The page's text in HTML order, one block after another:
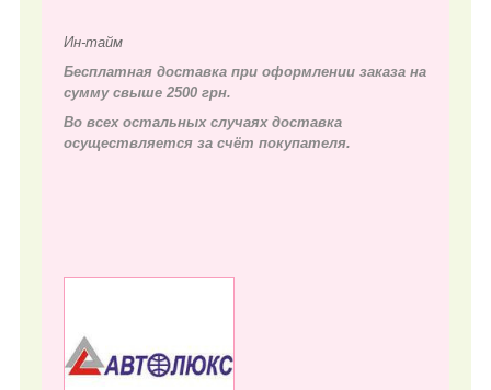
Ин-тайм
Бесплатная доставка при оформлении заказа на
сумму свыше 2500 грн.
Во всех остальных случаях доставка
осуществляется за счёт покупателя.